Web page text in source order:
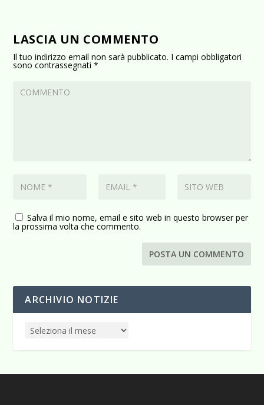
LASCIA UN COMMENTO
Il tuo indirizzo email non sarà pubblicato. I campi obbligatori
sono contrassegnati*
Salva il mio nome, email e sito web in questo browser per
la prossima volta che commento.
ARCHIVIO NOTIZIE